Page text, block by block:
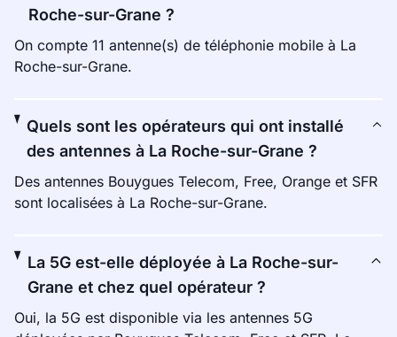
Roche-sur-Grane ?
On compte 11 antenne(s) de téléphonie mobile à La
Roche-sur-Grane.
Quels sont les opérateurs qui ont installé
des antennes à La Roche-sur-Grane ?
Des antennes Bouygues Telecom, Free, Orange et SFR
sont localisées à La Roche-sur-Grane.
La 5G est-elle déployée à La Roche-sur-
Grane et chez quel opérateur ?
Oui, la 5G est disponible via les antennes 5G